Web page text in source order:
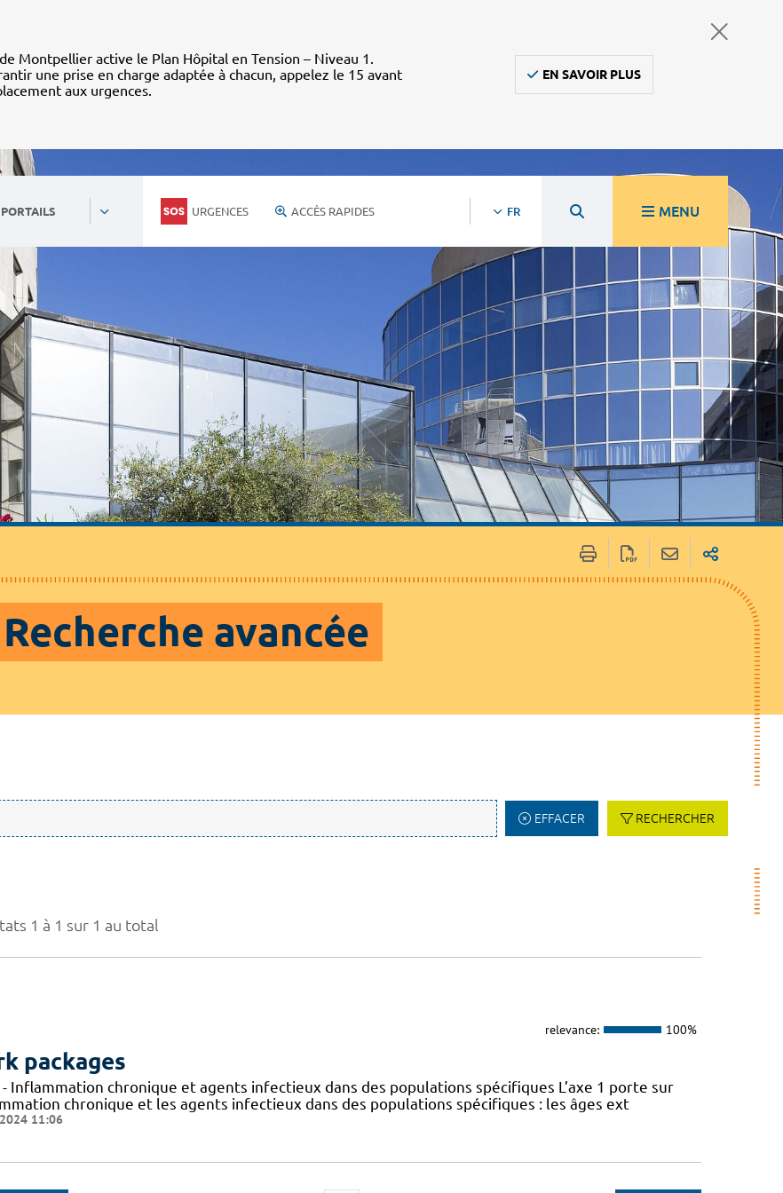
Montpellier active le Plan Hôpital en Tension – Niveau 1.
une prise en charge adaptée à chacun, appelez le 15 avant
aux urgences.
EN SAVOIR PLUS
URGENCES ACCÈS RAPIDES FR MENU
Recherche avancée
EFFACER RECHERCHER
1 à 1 sur 1 au total
relevance: 100%
packages
- Inflammation chronique et agents infectieux dans des populations spécifiques L’axe 1 porte sur
chronique et les agents infectieux dans des populations spécifiques : les âges ext
11:06